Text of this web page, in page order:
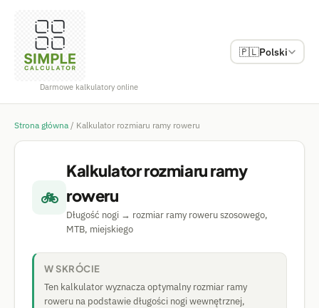
Darmowe kalkulatory online
🇵🇱Polski
Strona główna / Kalkulator rozmiaru ramy roweru
🚲
Kalkulator rozmiaru ramy
roweru
Długość nogi → rozmiar ramy roweru szosowego,
MTB, miejskiego
W SKRÓCIE
Ten kalkulator wyznacza optymalny rozmiar ramy
roweru na podstawie długości nogi wewnętrznej,